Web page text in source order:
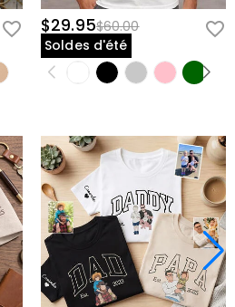
$29.95$60.00
Soldes d'été